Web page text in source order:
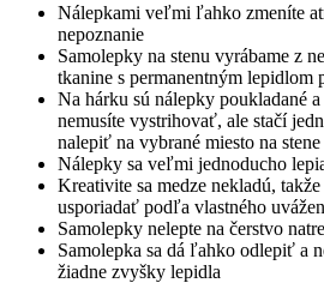
Nálepkami veľmi ľahko zmeníte
nepoznanie
Samolepky na stenu vyrábame z
tkanine s permanentným lepidlom
Na hárku sú nálepky poukladané
nemusíte vystrihovať, ale stačí
nalepiť na vybrané miesto na stene
Nálepky sa veľmi jednoducho
Kreativite sa medze nekladú,
usporiadať podľa vlastného
Samolepky nelepte na čerstvo
Samolepka sa dá ľahko odlepiť a
žiadne zvyšky lepidla